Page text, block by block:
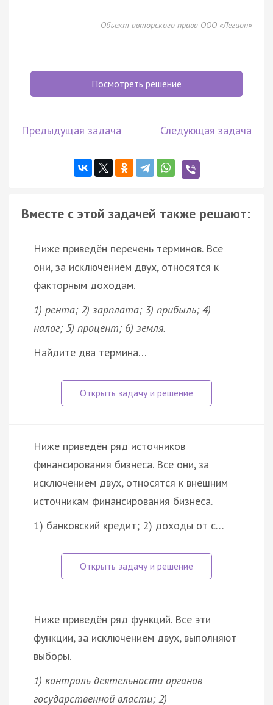
Объект авторского права ООО «Легион»
Посмотреть решение
Предыдущая задача Следующая задача
Вместе с этой задачей также решают:
Ниже приведён перечень терминов. Все
они, за исключением двух, относятся к
факторным доходам.
1) рента; 2) зарплата; 3) прибыль; 4)
налог; 5) процент; 6) земля.
Найдите два термина…
Ниже приведён ряд источников
финансирования бизнеса. Все они, за
исключением двух, относятся к внешним
источникам финансирования бизнеса.
1) банковский кредит; 2) доходы от с…
Ниже приведён ряд функций. Все эти
функции, за исключением двух, выполняют
выборы.
1) контроль деятельности органов
государственной власти; 2)